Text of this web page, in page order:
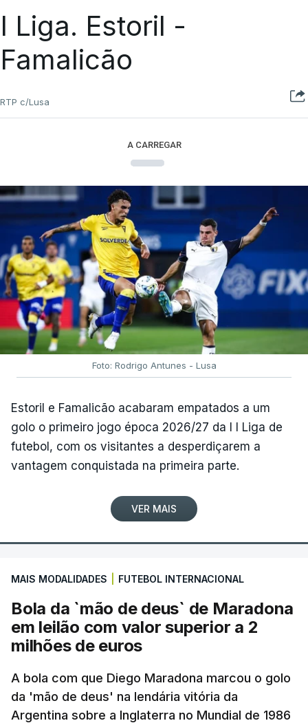
I Liga. Estoril -
Famalicão
RTP c/Lusa
A CARREGAR
Foto: Rodrigo Antunes - Lusa
Estoril e Famalicão acabaram empatados a um
golo o primeiro jogo época 2026/27 da I I Liga de
futebol, com os visitantes a desperdiçarem a
vantagem conquistada na primeira parte.
VER MAIS
MAIS MODALIDADES FUTEBOL INTERNACIONAL
Bola da `mão de deus` de Maradona
em leilão com valor superior a 2
milhões de euros
A bola com que Diego Maradona marcou o golo
da 'mão de deus' na lendária vitória da
Argentina sobre a Inglaterra no Mundial de 1986